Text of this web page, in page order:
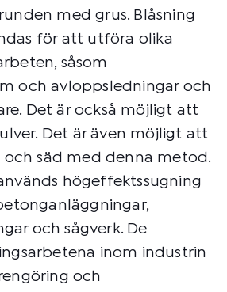
med grus. Blåsning
för att utföra olika
såsom
och avloppsledningar och
Det är också möjligt att
Det är även möjligt att
säd med denna metod.
högeffektssugning
och sågverk. De
inom industrin
och